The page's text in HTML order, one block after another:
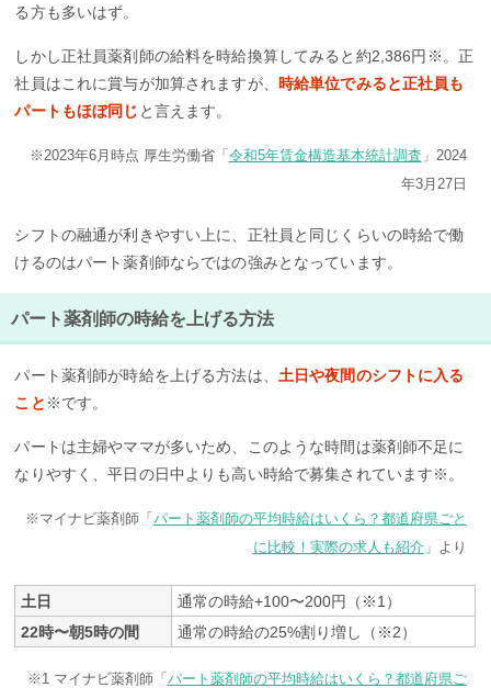
る方も多いはず。
しかし正社員薬剤師の給料を時給換算してみると約2,386円※。正
社員はこれに賞与が加算されますが、 時給単位でみると正社員も
パートもほぼ同じ と言えます。
※2023年6月時点 厚生労働省「 令和5年賃金構造基本統計調査 」2024
年3月27日
シフトの融通が利きやすい上に、正社員と同じくらいの時給で働
けるのはパート薬剤師ならではの強みとなっています。
パート薬剤師の時給を上げる方法
パート薬剤師が時給を上げる方法は、 土日や夜間のシフトに入る
こと ※です。
パートは主婦やママが多いため、このような時間は薬剤師不足に
なりやすく、平日の日中よりも高い時給で募集されています※。
※マイナビ薬剤師「 パート薬剤師の平均時給はいくら？都道府県ごと
に比較！実際の求人も紹介」より
土日
通常の時給+100〜200円（※1）
22時〜朝5時の間
通常の時給の25%割り増し（※2）
※1 マイナビ薬剤師「パート薬剤師の平均時給はいくら？都道府県ご